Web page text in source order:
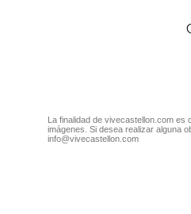
La finalidad de vivecastellon.com
imágenes. Si desea realizar alguna
info@vivecastellon.com